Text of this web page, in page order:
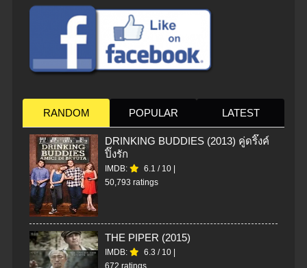
RANDOM POPULAR LATEST
DRINKING BUDDIES (2013) คู่ดริ๊งค์
ปิ๊งรัก
IMDB: 6.1 / 10 |
50,793 ratings
THE PIPER (2015)
IMDB: 6.3 / 10 |
672 ratings